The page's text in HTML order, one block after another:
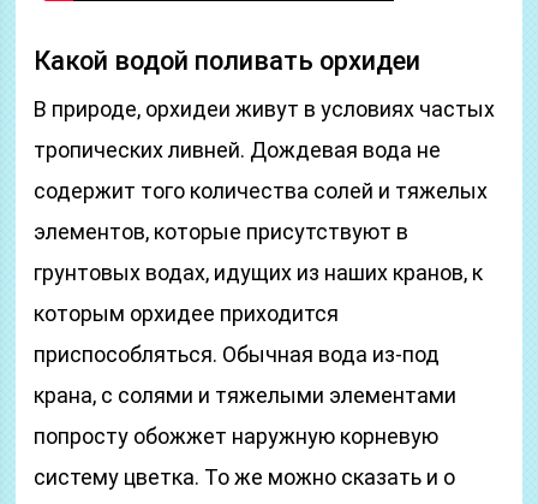
Какой водой поливать орхидеи
В природе, орхидеи живут в условиях частых
тропических ливней. Дождевая вода не
содержит того количества солей и тяжелых
элементов, которые присутствуют в
грунтовых водах, идущих из наших кранов, к
которым орхидее приходится
приспособляться. Обычная вода из-под
крана, с солями и тяжелыми элементами
попросту обожжет наружную корневую
систему цветка. То же можно сказать и о